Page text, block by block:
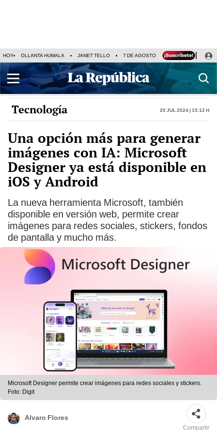
HOY OLLANTA HUMALA JANET TELLO 7 DE AGOSTO TINKA RESULTADOS
Tecnología 20 Jul 2024 | 15:12 h
Una opción más para generar
imágenes con IA: Microsoft
Designer ya está disponible en
iOS y Android
La nueva herramienta Microsoft, también
disponible en versión web, permite crear
imágenes para redes sociales, stickers, fondos
de pantalla y mucho más.
Microsoft Designer permite crear imágenes para redes sociales y stickers.
Foto: Digit
Alvaro Flores
Compartir